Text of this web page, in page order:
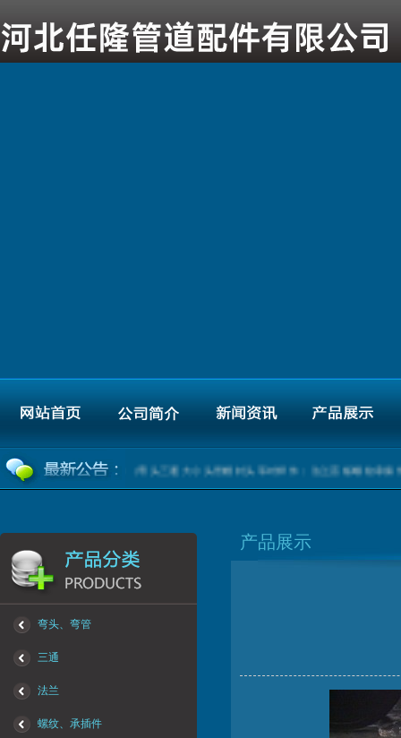
各种材质高中低压管件（弯头三通大小头管帽封头等对焊件；法兰盲板螺纹承插
弯头、弯管
三通
法兰
螺纹、承插件
产品展示